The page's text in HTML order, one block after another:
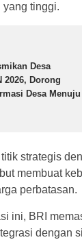
yang tinggi.
Desa
2026, Dorong
Desa Menuju
strategis
membuat
perbatasan.
ini, BRI
dengan